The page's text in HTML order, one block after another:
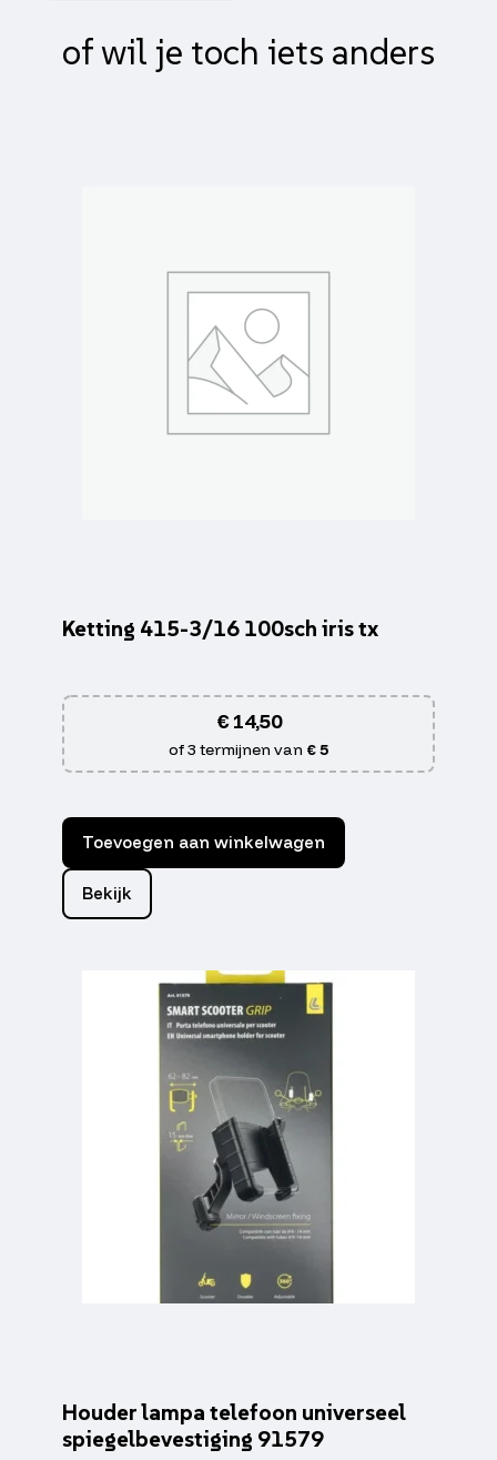
e10
aantal
of wil je toch iets anders
Ketting 415-3/16 100sch iris tx
€14,50
of 3 termijnen van € 5
Toevoegen aan winkelwagen
Bekijk
Houder lampa telefoon universeel
spiegelbevestiging 91579